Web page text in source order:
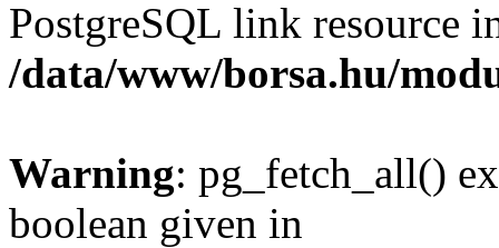
PostgreSQL link resource
/data/www/borsa.hu/
Warning: pg_fetch_all()
boolean given in